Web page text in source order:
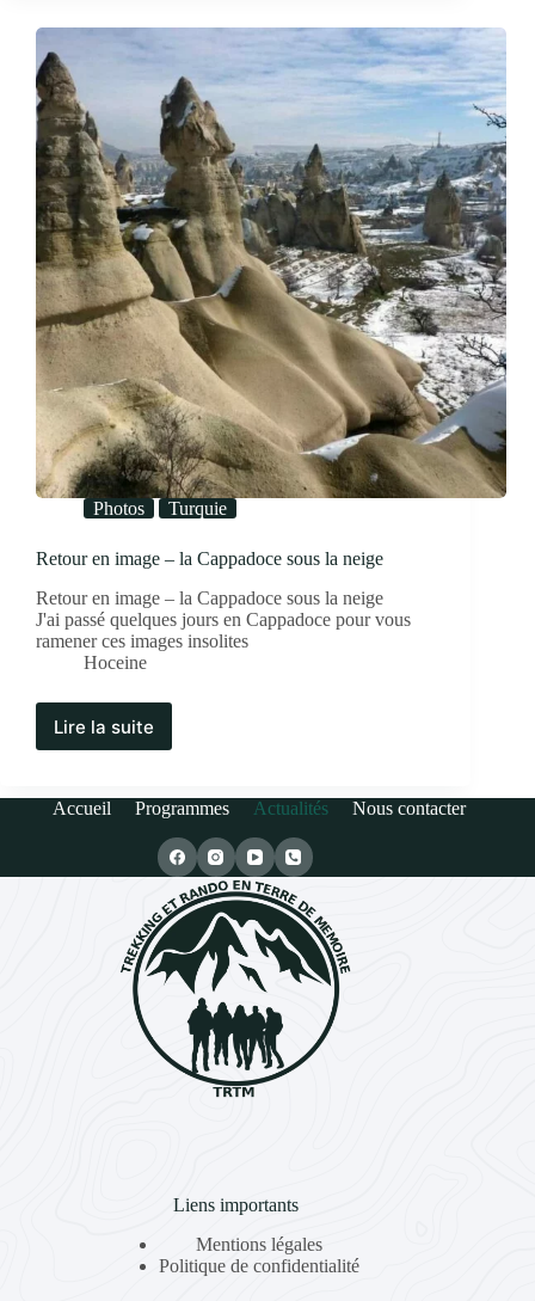
Photos Turquie
Retour en image – la Cappadoce sous la neige
Retour en image – la Cappadoce sous la neige
J'ai passé quelques jours en Cappadoce pour vous
ramener ces images insolites
Hoceine
Lire la suite
Accueil Programmes Actualités Nous contacter
Liens importants
Mentions légales
Politique de confidentialité